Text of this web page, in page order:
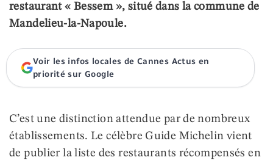
restaurant « Bessem », situé dans la commune de
Mandelieu-la-Napoule.
Voir les infos locales de Cannes Actus en
priorité sur Google
C’est une distinction attendue par de nombreux
établissements. Le célèbre Guide Michelin vient
de publier la liste des restaurants récompensés en